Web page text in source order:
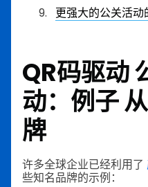
更强大的公关活动
QR码驱动
动：例子
牌
许多全球企业已经利用了
些知名品牌的示例：